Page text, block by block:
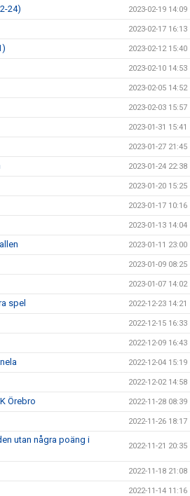
24) 2023-02-19 14:09
2023-02-17 16:13
2023-02-12 15:40
2023-02-10 14:53
2023-02-05 14:52
2023-02-03 15:57
2023-01-31 15:41
2023-01-27 21:45
2023-01-24 22:38
2023-01-20 15:25
2023-01-17 10:16
2023-01-13 14:04
2023-01-11 23:00
2023-01-09 08:25
2023-01-07 14:02
spel 2022-12-23 14:21
2022-12-15 16:33
2022-12-09 16:43
2022-12-04 15:19
2022-12-02 14:58
Örebro 2022-11-28 08:39
2022-11-26 18:17
utan några poäng i
2022-11-21 20:35
2022-11-18 21:08
2022-11-14 11:16